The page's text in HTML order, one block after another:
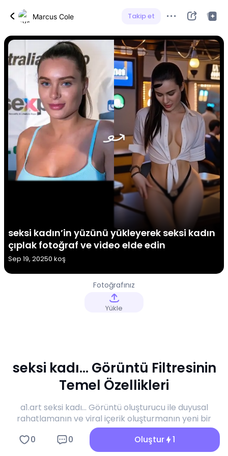
Marcus Cole Takip et
seksi kadın’in yüzünü yükleyerek seksi kadın
çıplak fotoğraf ve video elde edin
Sep 19, 20250 koş
Fotoğrafınız
Yükle
seksi kadı... Görüntü Filtresinin
Temel Özellikleri
a1.art seksi kadı... Görüntü oluşturucu ile duyusal
rahatlamanın ve viral içerik oluşturmanın yeni bir
boyutunu keşfedin.
0
0 Oluştur 1